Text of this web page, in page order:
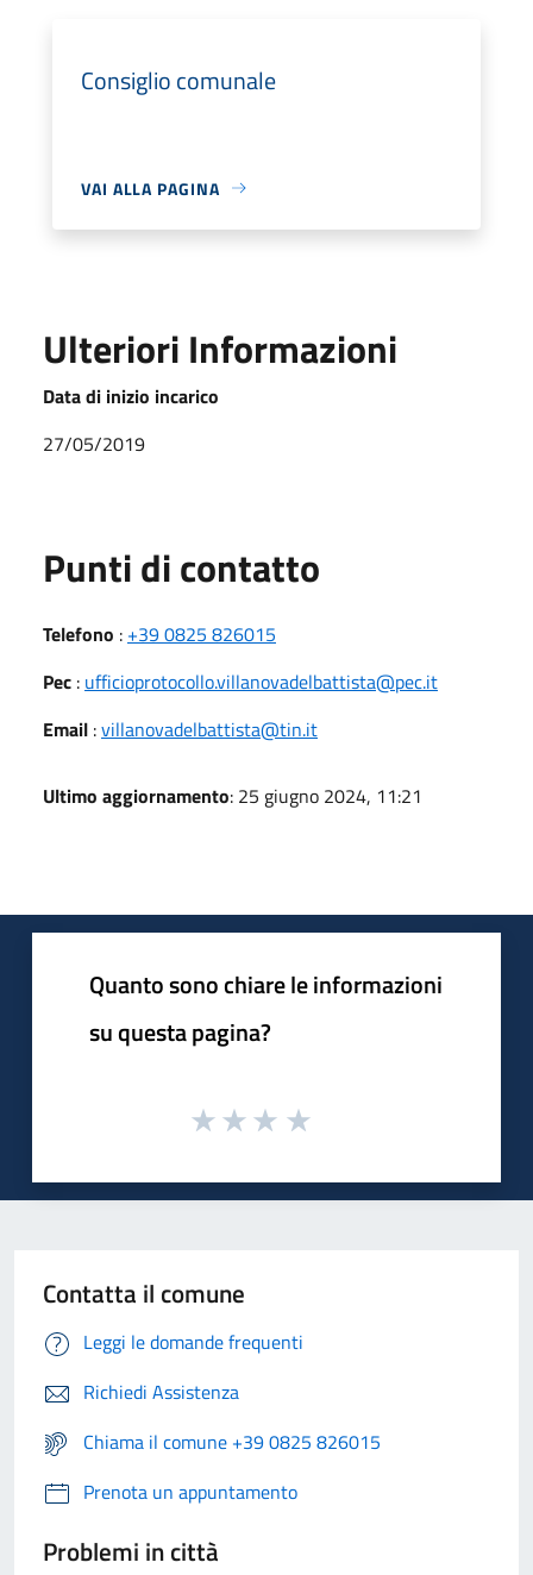
Consiglio comunale
VAI ALLA PAGINA
Ulteriori Informazioni
Data di inizio incarico
27/05/2019
Punti di contatto
Telefono : +39 0825 826015
Pec : ufficioprotocollo.villanovadelbattista@pec.it
Email :villanovadelbattista@tin.it
Ultimo aggiornamento: 25 giugno 2024, 11:21
Quanto sono chiare le informazioni
su questa pagina?
Contatta il comune
Leggi le domande frequenti
Richiedi Assistenza
Chiama il comune +39 0825 826015
Prenota un appuntamento
Problemi in città